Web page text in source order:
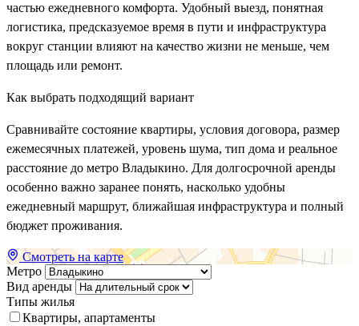
частью ежедневного комфорта. Удобный выезд, понятная
логистика, предсказуемое время в пути и инфраструктура
вокруг станции влияют на качество жизни не меньше, чем
площадь или ремонт.
Как выбрать подходящий вариант
Сравнивайте состояние квартиры, условия договора, размер
ежемесячных платежей, уровень шума, тип дома и реальное
расстояние до метро Владыкино. Для долгосрочной аренды
особенно важно заранее понять, насколько удобны
ежедневный маршрут, ближайшая инфраструктура и полный
бюджет проживания.
Смотреть на карте
Метро
Вид аренды
Типы жилья
Квартиры, апартаменты